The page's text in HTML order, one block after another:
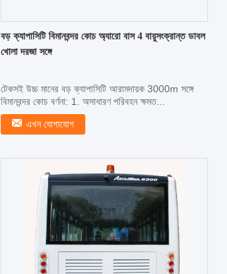
বড় ক্যাপাসিটি বিমানবন্দর কোচ অ্যারো বাস 4 বায়ুসংক্রান্ত ডাবল
খোলা দরজা সঙ্গে
টেকসই উচ্চ মানের বড় ক্যাপাসিটি আরামদায়ক 3000m সঙ্গে
বিমানবন্দর কোচ বর্ণনা: 1. অসাধারণ পরিবহন ক্ষমত...
এখন যোগাযোগ